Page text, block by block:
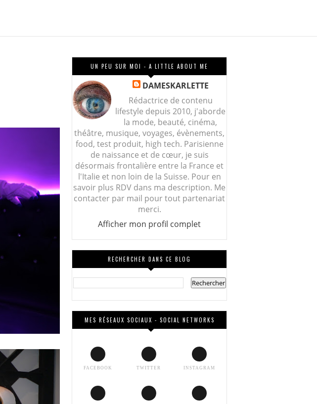
UN PEU SUR MOI - A LITTLE ABOUT ME
DAMESKARLETTE
Rédactrice de contenu
lifestyle depuis 2010, j'aborde
la mode, beauté, cinéma,
théâtre, musique, voyages, évènements,
food, test produit, high tech. Parisienne
de naissance et de cœur, je suis
désormais frontalière entre la France et
l'Italie et non loin de la Suisse. Pour en
savoir plus RDV dans ma description. Me
contacter par mail pour tout partenariat
merci.
Afficher mon profil complet
RECHERCHER DANS CE BLOG
MES RÉSEAUX SOCIAUX - SOCIAL NETWORKS
FACEBOOK TWITTER INSTAGRAM